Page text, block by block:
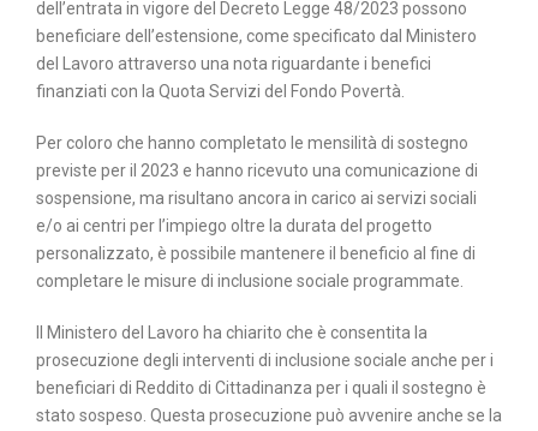
dell’entrata in vigore del Decreto Legge 48/2023 possono
beneficiare dell’estensione, come specificato dal Ministero
del Lavoro attraverso una nota riguardante i benefici
finanziati con la Quota Servizi del Fondo Povertà.
Per coloro che hanno completato le mensilità di sostegno
previste per il 2023 e hanno ricevuto una comunicazione di
sospensione, ma risultano ancora in carico ai servizi sociali
e/o ai centri per l’impiego oltre la durata del progetto
personalizzato, è possibile mantenere il beneficio al fine di
completare le misure di inclusione sociale programmate.
Il Ministero del Lavoro ha chiarito che è consentita la
prosecuzione degli interventi di inclusione sociale anche per i
beneficiari di Reddito di Cittadinanza per i quali il sostegno è
stato sospeso. Questa prosecuzione può avvenire anche se la